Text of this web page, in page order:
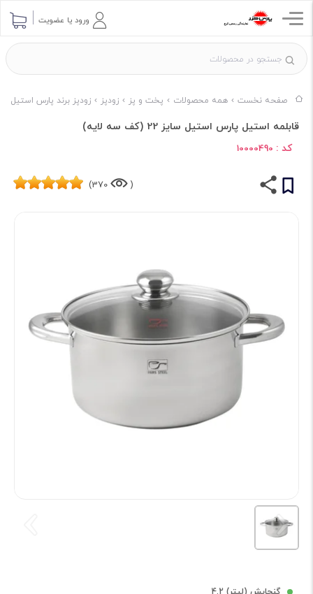
ورود یا عضویت
صفحه نخست همه محصولات پخت و پز زودپز زودپز برند پارس استیل
قابلمه استیل پارس استیل سایز 22 (کف سه لایه)
کد : 10000490
(
370)